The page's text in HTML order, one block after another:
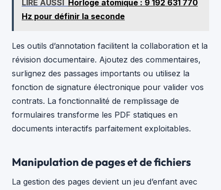
LIRE AUSSI Horloge atomique : 9 192 631 770
Hz pour définir la seconde
Les outils d’annotation facilitent la collaboration et la
révision documentaire. Ajoutez des commentaires,
surlignez des passages importants ou utilisez la
fonction de signature électronique pour valider vos
contrats. La fonctionnalité de remplissage de
formulaires transforme les PDF statiques en
documents interactifs parfaitement exploitables.
Manipulation de pages et de fichiers
La gestion des pages devient un jeu d’enfant avec